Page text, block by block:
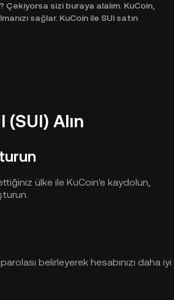
sizi buraya alalım. KuCoin,
sağlar. KuCoin ile SUI satın
Alın
ülke ile KuCoin'e kaydolun,
belirleyerek hesabınızı daha iyi